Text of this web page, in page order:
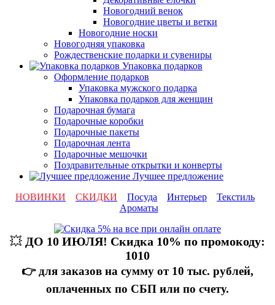
Новогодний венок
Новогодние цветы и ветки
Новогодние носки
Новогодняя упаковка
Рождественские подарки и сувениры
Упаковка подарков
Оформление подарков
Упаковка мужского подарка
Упаковка подарков для женщин
Подарочная бумага
Подарочные коробки
Подарочные пакеты
Подарочная лента
Подарочные мешочки
Поздравительные открытки и конверты
Лучшее предложение
НОВИНКИ
СКИДКИ Посуда Интерьер
Текстиль
Ароматы
💥 ДО 10 ИЮЛЯ! Скидка 10% по промокоду:
1010
👉 для заказов на сумму от 10 тыс. рублей,
оплаченных по СБП или по счету.